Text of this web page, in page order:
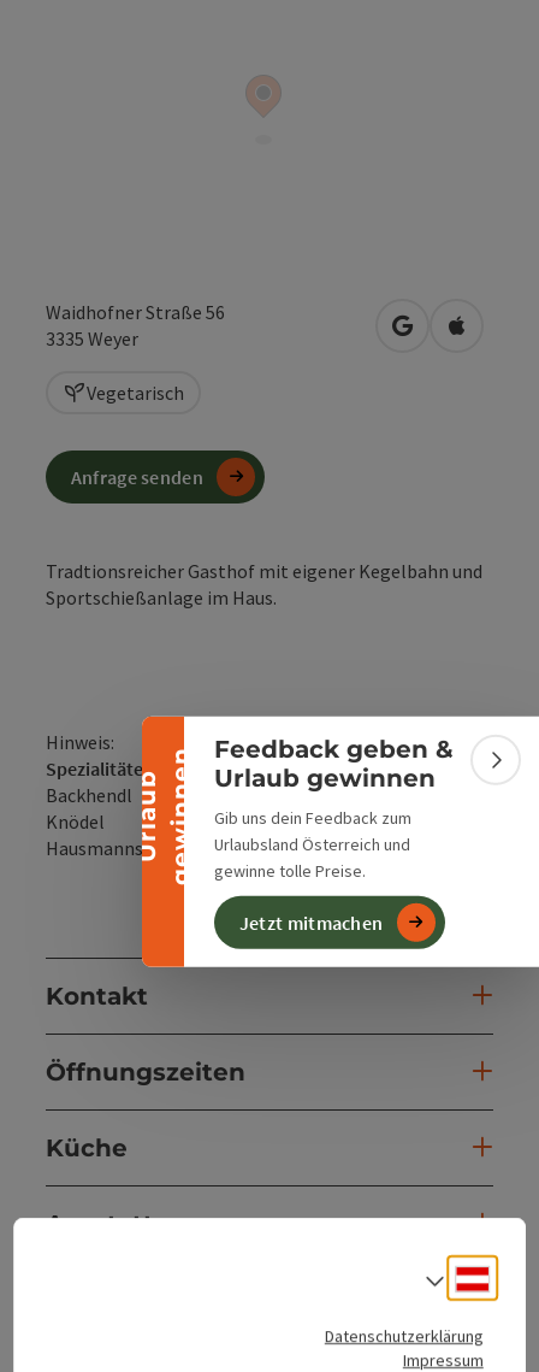
U
r
l
a
u
b
g
e
w
i
n
n
en
Banner einklappen
Feedback geben &
Urlaub gewinnen
Gib uns dein Feedback zum
Urlaubsland Österreich und
gewinne tolle Preise.
Jetzt mitmachen
Waidhofner Straße 56
3335 Weyer in Googlein Apple
Vegetarisch
Tradtionsreicher Gasthof mit eigener Kegelbahn und
Sportschießanlage im Haus.
Hinweis:
Spezialitäten:
Backhendl
Knödel
Hausmannskost
Kontakt
Öffnungszeiten
Küche
Ausstattung
Anfrage senden
Datenschutzerklärung
Impressum